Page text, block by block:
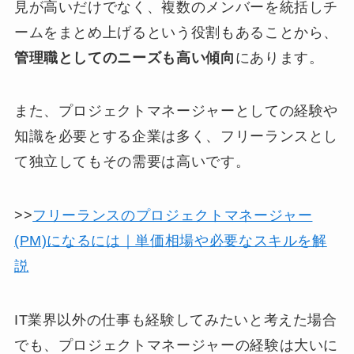
見が高いだけでなく、複数のメンバーを統括しチ
ームをまとめ上げるという役割もあることから、
管理職としてのニーズも高い傾向 にあります。
また、プロジェクトマネージャーとしての経験や
知識を必要とする企業は多く、フリーランスとし
て独立してもその需要は高いです。
>>フリーランスのプロジェクトマネージャー
(PM)になるには｜単価相場や必要なスキルを解
説
IT業界以外の仕事も経験してみたいと考えた場合
でも、プロジェクトマネージャーの経験は大いに